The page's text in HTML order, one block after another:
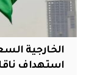
‏الخارجية
استهداف